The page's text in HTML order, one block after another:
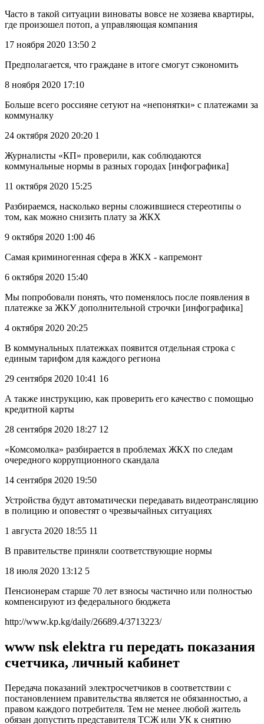
Часто в такой ситуации виноваты вовсе не хозяева квартиры,
где произошел потоп, а управляющая компания
17 ноября 2020 13:50 2
Предполагается, что граждане в итоге смогут сэкономить
8 ноября 2020 17:10
Больше всего россияне сетуют на «непонятки» с платежами за
коммуналку
24 октября 2020 20:20 1
Журналисты «КП» проверили, как соблюдаются
коммунальные нормы в разных городах [инфографика]
11 октября 2020 15:25
Разбираемся, насколько верны сложившиеся стереотипы о
том, как можно снизить плату за ЖКХ
9 октября 2020 1:00 46
Самая криминогенная сфера в ЖКХ - капремонт
6 октября 2020 15:40
Мы попробовали понять, что поменялось после появления в
платежке за ЖКУ дополнительной строчки [инфографика]
4 октября 2020 20:25
В коммунальных платежках появится отдельная строка с
единым тарифом для каждого региона
29 сентября 2020 10:41 16
А также инструкцию, как проверить его качество с помощью
кредитной карты
28 сентября 2020 18:27 12
«Комсомолка» разбирается в проблемах ЖКХ по следам
очередного коррупционного скандала
14 сентября 2020 19:50
Устройства будут автоматически передавать видеотрансляцию
в полицию и оповестят о чрезвычайных ситуациях
1 августа 2020 18:55 11
В правительстве приняли соответствующие нормы
18 июля 2020 13:12 5
Пенсионерам старше 70 лет взносы частично или полностью
компенсируют из федерального бюджета
http://www.kp.kg/daily/26689.4/3713223/
www nsk elektra ru передать показания
счетчика, личный кабинет
Передача показаний электросчетчиков в соответствии с
постановлением правительства является не обязанностью, а
правом каждого потребителя. Тем не менее любой житель
обязан допустить представителя ТСЖ или УК к снятию